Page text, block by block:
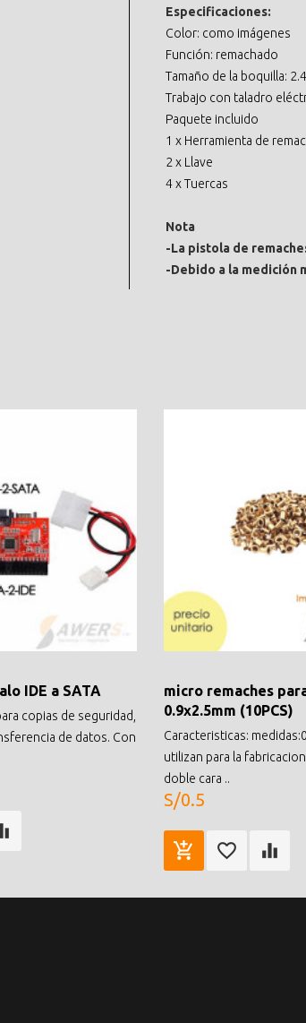
Especificaciones:
Color: como imágenes
Función: remachado
Tamaño de la boquilla:
Trabajo con taladro
Paquete incluido
1 x Herramienta de
2 x Llave
4 x Tuercas
Nota
-La pistola de
-Debido a la medición
IDE a SATA
copias de seguridad,
de datos. Con
micro remaches
0.9x2.5mm (10PCS)
Caracteristicas:
utilizan para la
doble cara ..
S/0.5